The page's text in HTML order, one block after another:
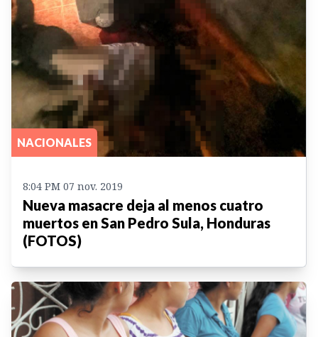
NACIONALES
8:04 PM 07 nov. 2019
Nueva masacre deja al menos cuatro
muertos en San Pedro Sula, Honduras
(FOTOS)